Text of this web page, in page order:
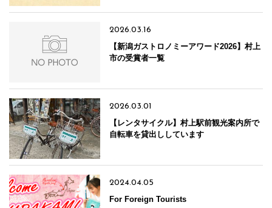
2026.03.16
【新潟ガストロノミーアワード2026】村上
市の受賞者一覧
2026.03.01
【レンタサイクル】村上駅前観光案内所で
自転車を貸出ししています
2024.04.05
For Foreign Tourists